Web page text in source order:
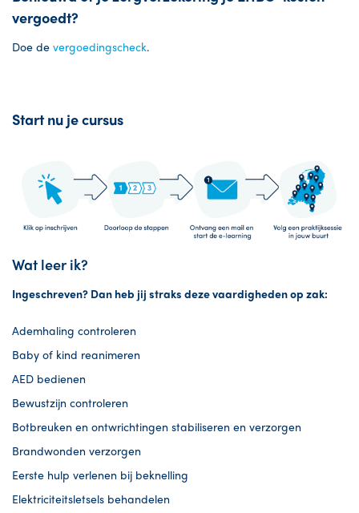
vergoedt?
Doe de vergoedingscheck.
Start nu je cursus
Wat leer ik?
Ingeschreven? Dan heb jij straks deze vaardigheden op zak:
Ademhaling controleren
Baby of kind reanimeren
AED bedienen
Bewustzijn controleren
Botbreuken en ontwrichtingen stabiliseren en verzorgen
Brandwonden verzorgen
Eerste hulp verlenen bij beknelling
Elektriciteitsletsels behandelen